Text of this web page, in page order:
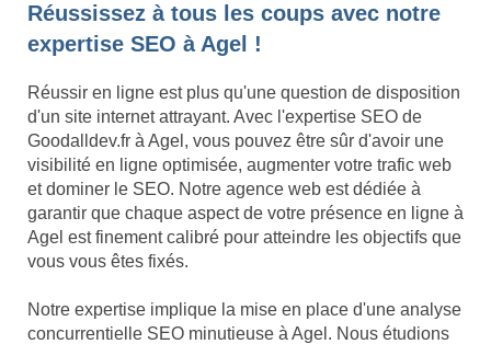
Réussissez à tous les coups avec notre
expertise SEO à Agel !
Réussir en ligne est plus qu'une question de disposition
d'un site internet attrayant. Avec l'expertise SEO de
Goodalldev.fr à Agel, vous pouvez être sûr d'avoir une
visibilité en ligne optimisée, augmenter votre trafic web
et dominer le SEO. Notre agence web est dédiée à
garantir que chaque aspect de votre présence en ligne à
Agel est finement calibré pour atteindre les objectifs que
vous vous êtes fixés.
Notre expertise implique la mise en place d'une analyse
concurrentielle SEO minutieuse à Agel. Nous étudions